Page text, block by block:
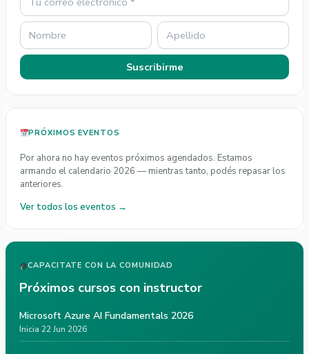
Suscribirme
PRÓXIMOS EVENTOS
Por ahora no hay eventos próximos agendados. Estamos
armando el calendario 2026 — mientras tanto, podés repasar los
anteriores.
Ver todos los eventos →
CAPACITATE CON LA COMUNIDAD
Próximos cursos con instructor
Microsoft Azure AI Fundamentals 2026
Inicia 22 Jun 2026